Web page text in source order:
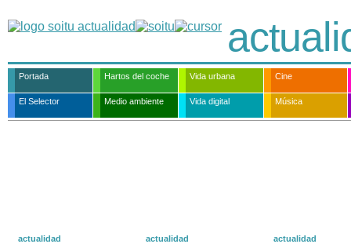
Portada Hartos del coche Vida urbana Cine
El Selector Medio ambiente Vida digital Música
actualidad
actualidad
actualidad